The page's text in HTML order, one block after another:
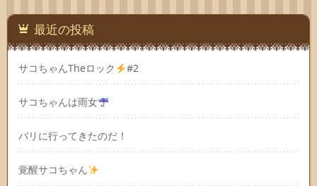
最近の投稿
サコちゃんTheロック #2
サコちゃんは雨女
バリに行ってきたのだ！
覚醒サコちゃん